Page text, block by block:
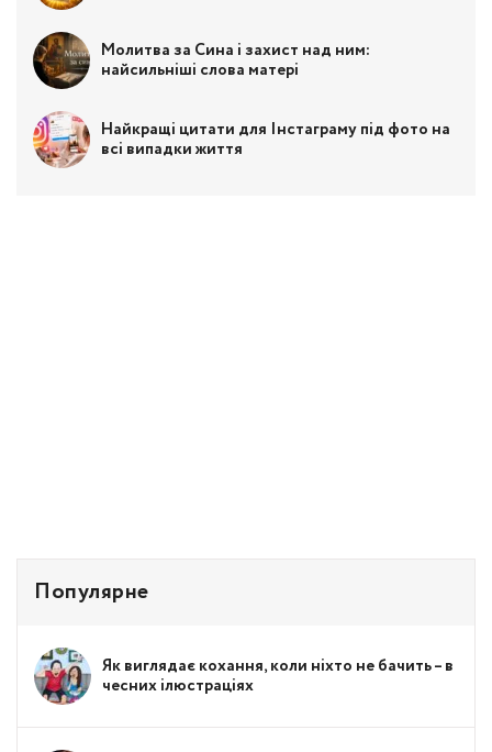
Молитва за Сина і захист над ним:
найсильніші слова матері
Найкращі цитати для Інстаграму під фото на
всі випадки життя
Популярне
Як виглядає кохання, коли ніхто не бачить – в
чесних ілюстраціях